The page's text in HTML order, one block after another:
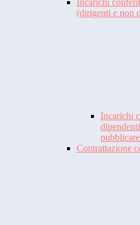
Incarichi
(dirigenti e non
Incarichi
Contrattazione